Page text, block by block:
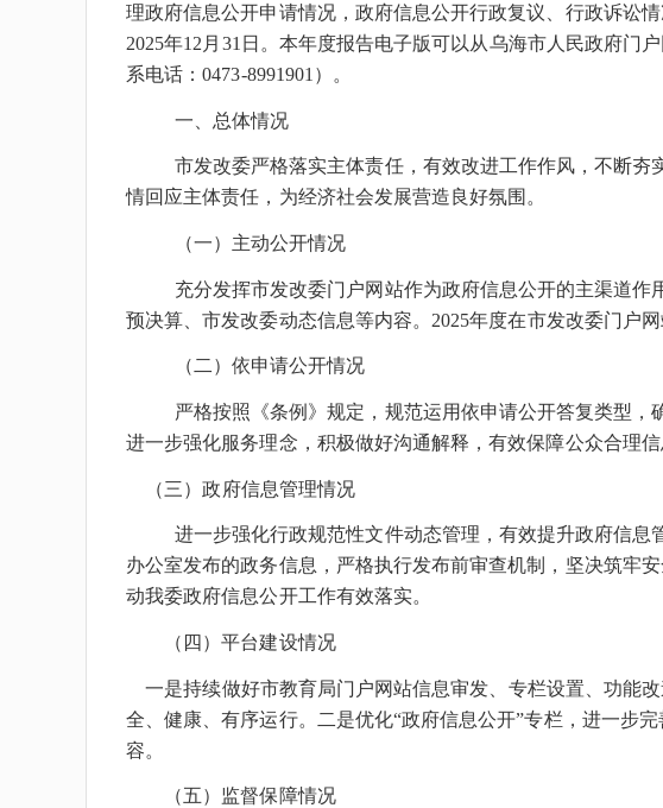
理政府信息公开申请情况，政府信息公开行政复议、行政诉讼
2025年12月31日。本年度报告电子版可以从乌海市人民政府门
系电话：0473-8991901）。
一、总体情况
市发改委严格落实主体责任，有效改进工作作风，不断
情回应主体责任，为经济社会发展营造良好氛围。
（一）主动公开情况
充分发挥市发改委门户网站作为政府信息公开的主渠道
预决算、市发改委动态信息等内容。2025年度在市发改委门户
（二）依申请公开情况
严格按照《条例》规定，规范运用依申请公开答复类型
进一步强化服务理念，积极做好沟通解释，有效保障公众合理
（三）政府信息管理情况
进一步强化行政规范性文件动态管理，有效提升政府信息
办公室发布的政务信息，严格执行发布前审查机制，坚决筑牢
动我委政府信息公开工作有效落实。
（四）平台建设情况
一是持续做好市教育局门户网站信息审发、专栏设置、功能
全、健康、有序运行。二是优化“政府信息公开”专栏，进一步
容。
（五）监督保障情况